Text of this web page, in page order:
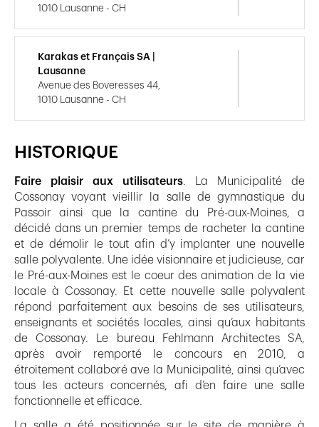
HISTORIQUE
Faire plaisir aux utilisateurs. La Municipalité de
Cossonay voyant vieillir la salle de gymnastique du
Passoir ainsi que la cantine du Pré-aux-Moines, a
décidé dans un premier temps de racheter la cantine
et de démolir le tout afin d’y implanter une nouvelle
salle polyvalente. Une idée visionnaire et judicieuse, car
le Pré-aux-Moines est le coeur des animation de la vie
locale à Cossonay. Et cette nouvelle salle polyvalent
répond parfaitement aux besoins de ses utilisateurs,
enseignants et sociétés locales, ainsi qu’aux habitants
de Cossonay. Le bureau Fehlmann Architectes SA,
après avoir remporté le concours en 2010, a
étroitement collaboré ave la Municipalité, ainsi qu’avec
tous les acteurs concernés, afi d’en faire une salle
fonctionnelle et efficace.
1010 Lausanne - CH
Karakas et Français SA |
Lausanne
Avenue des Boveresses 44,
1010 Lausanne - CH